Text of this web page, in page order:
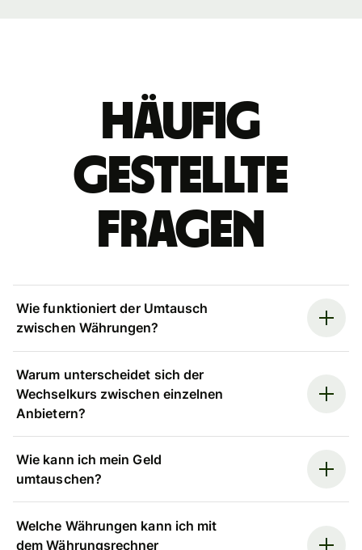
Häufig
gestellte
Fragen
Wie funktioniert der Umtausch
zwischen Währungen?
Warum unterscheidet sich der
Wechselkurs zwischen einzelnen
Anbietern?
Wie kann ich mein Geld
umtauschen?
Welche Währungen kann ich mit
dem Währungsrechner